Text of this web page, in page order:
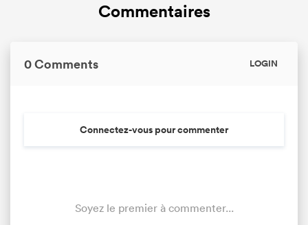
Commentaires
0 Comments LOGIN
Connectez-vous pour commenter
Soyez le premier à commenter...